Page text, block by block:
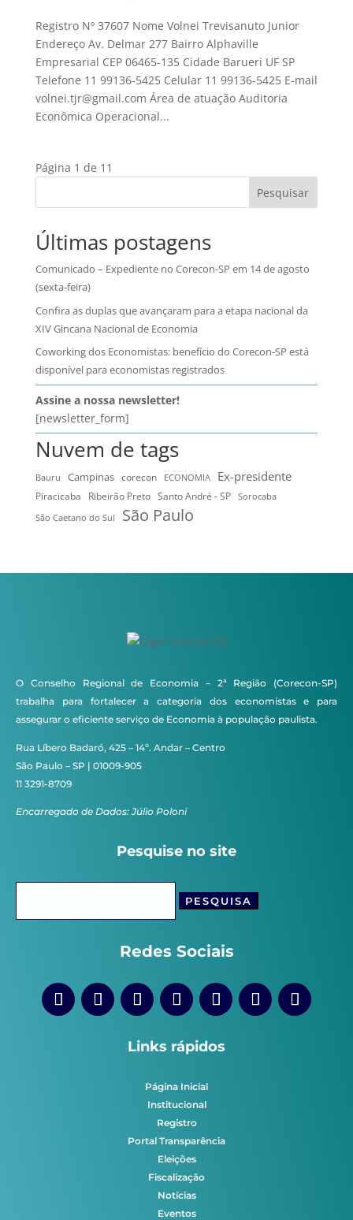
Registro Nº 37607 Nome Volnei Trevisanuto Junior
Endereço Av. Delmar 277 Bairro Alphaville
Empresarial CEP 06465-135 Cidade Barueri UF SP
Telefone 11 99136-5425 Celular 11 99136-5425 E-mail
volnei.tjr@gmail.com Área de atuação Auditoria
Econômica Operacional...
Página 1 de 1 1
Pesquisar
Últimas postagens
Comunicado – Expediente no Corecon-SP em 14 de agosto
(sexta-feira)
Confira as duplas que avançaram para a etapa nacional da
XIV Gincana Nacional de Economia
Coworking dos Economistas: benefício do Corecon-SP está
disponível para economistas registrados
Assine a nossa newsletter!
[newsletter_form]
Nuvem de tags
Bauru Campinas corecon ECONOMIA Ex-presidente
Piracicaba Ribeirão Preto Santo André - SP
Sorocaba
São Caetano do Sul
São Paulo
O Conselho Regional de Economia – 2ª Região (Corecon-SP)
trabalha para fortalecer a categoria dos economistas e para
assegurar o eficiente serviço de Economia à população paulista.
Rua Líbero Badaró, 425 – 14º. Andar – Centro
São Paulo – SP | 01009-905
11 3291-8709
Encarregado de Dados: Júlio Poloni
Pesquise no site
Redes Sociais
Links rápidos
Página Inicial
Institucional
Registro
Portal Transparência
Eleições
Fiscalização
Notícias
Eventos